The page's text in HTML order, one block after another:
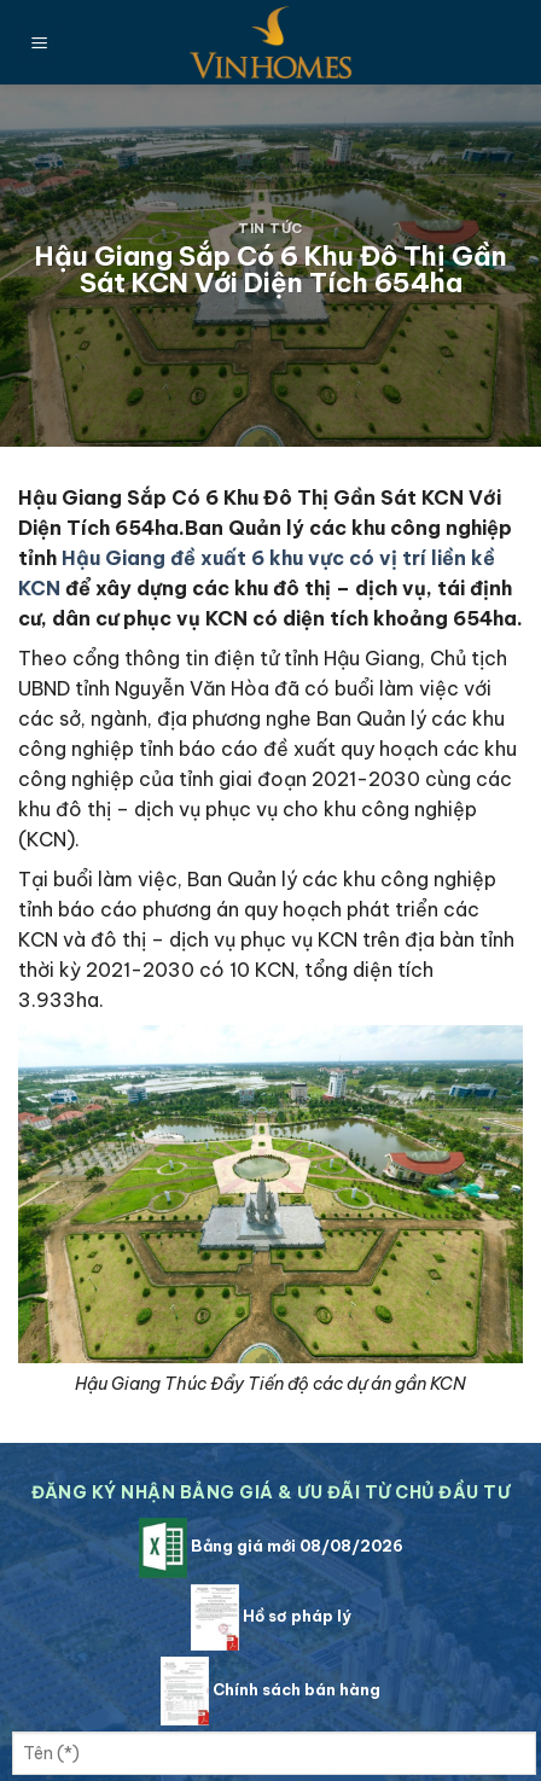
đến
TIN TỨC
Hậu Giang Sắp Có 6 Khu Đô Thị Gần
Sát KCN Với Diện Tích 654ha
Hậu Giang Sắp Có 6 Khu Đô Thị Gần Sát KCN Với
Diện Tích 654ha.Ban Quản lý các khu công nghiệp
tỉnh Hậu Giang đề xuất 6 khu vực có vị trí liền kề
KCN để xây dựng các khu đô thị – dịch vụ, tái định
cư, dân cư phục vụ KCN có diện tích khoảng 654ha.
Theo cổng thông tin điện tử tỉnh Hậu Giang, Chủ tịch
UBND tỉnh Nguyễn Văn Hòa đã có buổi làm việc với
các sở, ngành, địa phương nghe Ban Quản lý các khu
công nghiệp tỉnh báo cáo đề xuất quy hoạch các khu
công nghiệp của tỉnh giai đoạn 2021-2030 cùng các
khu đô thị – dịch vụ phục vụ cho khu công nghiệp
(KCN).
Tại buổi làm việc, Ban Quản lý các khu công nghiệp
tỉnh báo cáo phương án quy hoạch phát triển các
KCN và đô thị – dịch vụ phục vụ KCN trên địa bàn tỉnh
thời kỳ 2021-2030 có 10 KCN, tổng diện tích
3.933ha.
Hậu Giang Thúc Đẩy Tiến độ các dự án gần KCN
ĐĂNG KÝ NHẬN BẢNG GIÁ & ƯU ĐÃI TỪ CHỦ ĐẦU TƯ
Bảng giá mới 08/08/2026
Hồ sơ pháp lý
Chính sách bán hàng